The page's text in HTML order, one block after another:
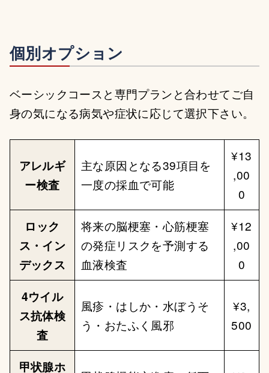
個別オプション
ベーシックコースと専門プランと合わせてご自
身の気になる病気や症状に応じて選択下さい。
アレルギ
ー検査
主な原因となる39項目を
一度の採血で可能
¥13
,00
0
ロック
ス・イン
デックス
将来の脳梗塞・心筋梗塞
の発症リスクを予測する
血液検査
¥12
,00
0
4ウイル
ス抗体検
査
風疹・はしか・水ぼうそ
う・おたふく風邪
¥3,
500
甲状腺ホ